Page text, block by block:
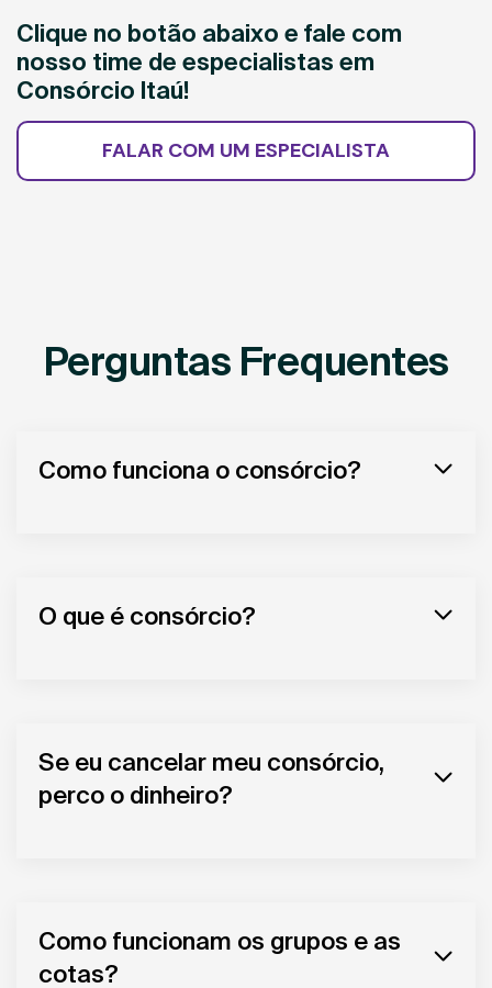
Clique no botão abaixo e fale com
nosso time de especialistas em
Consórcio Itaú!
FALAR COM UM ESPECIALISTA
Perguntas Frequentes
Como funciona o consórcio?
O que é consórcio?
Se eu cancelar meu consórcio,
perco o dinheiro?
Como funcionam os grupos e as
cotas?